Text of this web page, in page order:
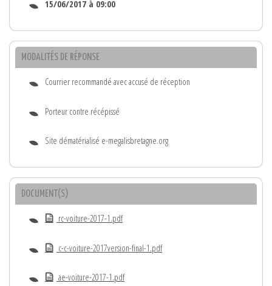
15/06/2017 à 09:00
MODALITÉS DE RÉPONSE
Courrier recommandé avec accusé de réception
Porteur contre récépissé
Site dématérialisé e-megalisbretagne.org
DOCUMENT(S)
rc-voiture-2017-1.pdf
c-c-voiture-2017version-final-1.pdf
ae-voiture-2017-1.pdf